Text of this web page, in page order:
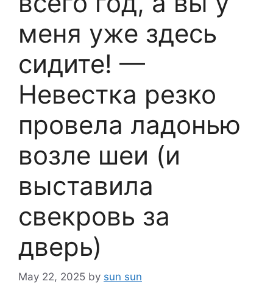
меня уже здесь
сидите! —
Невестка резко
провела ладонью
возле шеи (и
выставила
свекровь за
дверь)
May 22, 2025 by sun sun